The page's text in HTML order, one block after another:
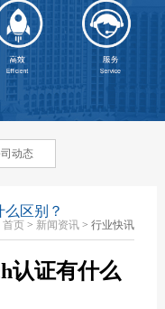
动态
么区别？
首页 > 新闻资讯 > 行业快讯
认证有什么